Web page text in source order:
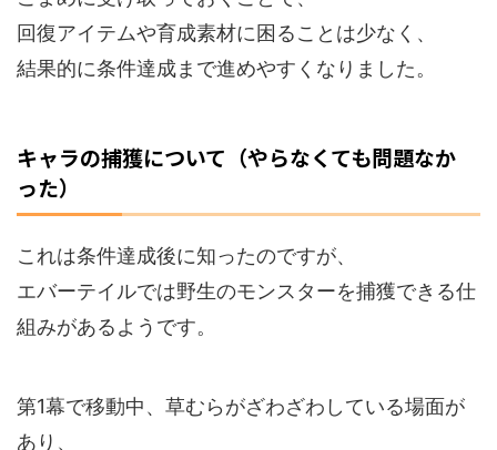
回復アイテムや育成素材に困ることは少なく、
結果的に条件達成まで進めやすくなりました。
キャラの捕獲について（やらなくても問題なか
った）
これは条件達成後に知ったのですが、
エバーテイルでは野生のモンスターを捕獲できる仕
組みがあるようです。
第1幕で移動中、草むらがざわざわしている場面が
あり、